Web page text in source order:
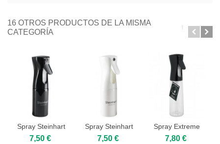
16 OTROS PRODUCTOS DE LA MISMA
CATEGORÍA
Spray Steinhart
150ml...
7,50 €
Spray Steinhart
150ml...
7,50 €
Spray Extreme
Mist 360º Negro
7,80 €